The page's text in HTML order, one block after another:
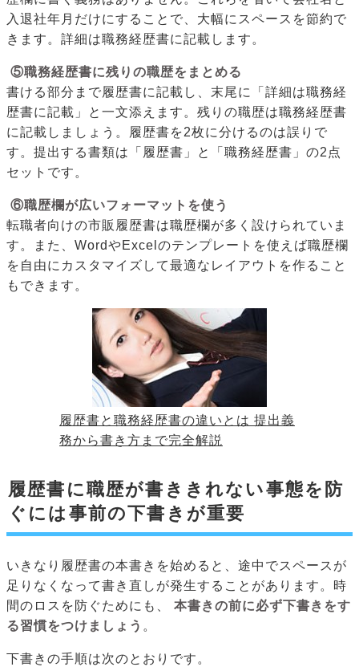
入退社年月だけにすることで、大幅にスペースを節約で
きます。詳細は職務経歴書に記載します。
⑤職務経歴書に残りの職歴をまとめる
書ける部分まで履歴書に記載し、末尾に「詳細は職務経
歴書に記載」と一文添えます。残りの職歴は職務経歴書
に記載しましょう。履歴書を2枚に分けるのは誤りで
す。提出する書類は「履歴書」と「職務経歴書」の2点
セットです。
⑥職歴欄が広いフォーマットを使う
転職者向けの市販履歴書は職歴欄が多く設けられていま
す。また、WordやExcelのテンプレートを使えば職歴欄
を自由にカスタマイズして最適なレイアウトを作ること
もできます。
履歴書と職務経歴書の違いとは 提出義
務から書き方まで完全解説
履歴書に職歴が書ききれない事態を防
ぐには事前の下書きが重要
いきなり履歴書の本書きを始めると、途中でスペースが
足りなくなって書き直しが発生することがあります。時
間のロスを防ぐためにも、
本書きの前に必ず下書きをす
る習慣をつけましょう 。
下書きの手順は次のとおりです。